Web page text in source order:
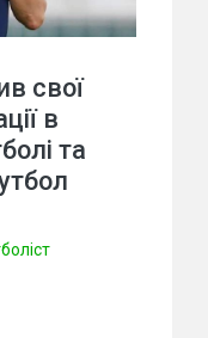
свої
в
та